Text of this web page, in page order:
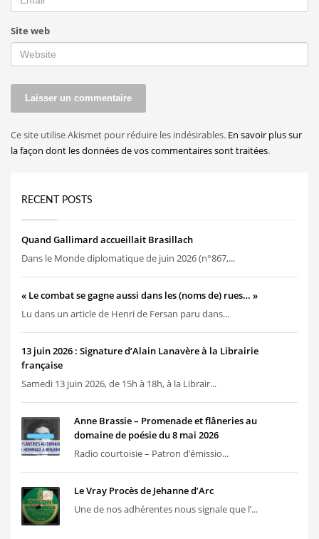
Site web
Ce site utilise Akismet pour réduire les indésirables. En savoir plus sur
la façon dont les données de vos commentaires sont traitées.
RECENT POSTS
Quand Gallimard accueillait Brasillach
Dans le Monde diplomatique de juin 2026 (n°867,...
« Le combat se gagne aussi dans les (noms de) rues… »
Lu dans un article de Henri de Fersan paru dans...
13 juin 2026 : Signature d’Alain Lanavère à la Librairie
française
Samedi 13 juin 2026, de 15h à 18h, à la Librair...
Anne Brassie – Promenade et flâneries au
domaine de poésie du 8 mai 2026
Radio courtoisie – Patron d’émissio...
Le Vray Procès de Jehanne d’Arc
Une de nos adhérentes nous signale que l’...